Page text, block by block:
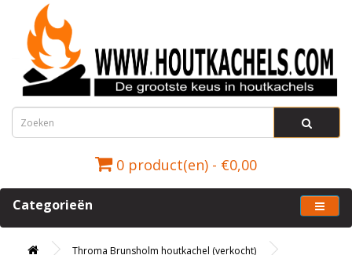
0 product(en) - €0,00
Categorieën
Throma Brunsholm houtkachel (verkocht)